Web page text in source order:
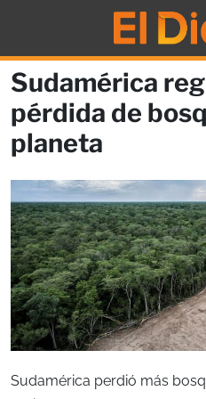
Sudamérica
pérdida de
planeta
Sudamérica perdió más